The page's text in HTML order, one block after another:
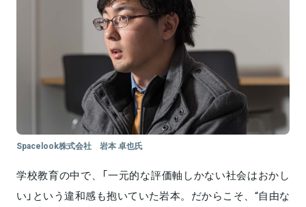
Spacelook株式会社 岩本 卓也氏
学校教育の中で、「一元的な評価軸しかない社会はおかし
い」という違和感も抱いていた岩本。だからこそ、“自由な